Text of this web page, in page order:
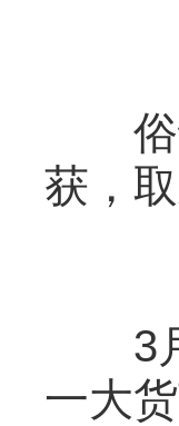
俗话
获，
3月
一大